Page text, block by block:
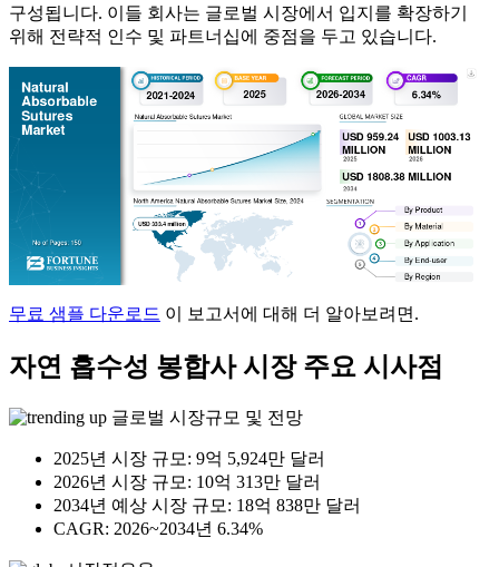
구성됩니다. 이들 회사는 글로벌 시장에서 입지를 확장하기
위해 전략적 인수 및 파트너십에 중점을 두고 있습니다.
무료 샘플 다운로드 이 보고서에 대해 더 알아보려면.
자연 흡수성 봉합사 시장 주요 시사점
글로벌 시장규모 및 전망
2025년 시장 규모: 9억 5,924만 달러
2026년 시장 규모: 10억 313만 달러
2034년 예상 시장 규모: 18억 838만 달러
CAGR: 2026~2034년 6.34%